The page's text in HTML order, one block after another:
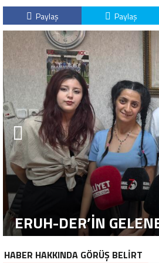
Paylaş Paylaş
ERUH-DER’IN
HABER HAKKINDA GÖRÜŞ BELİRT